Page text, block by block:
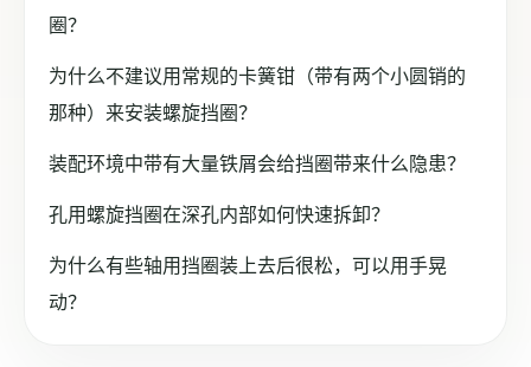
圈？
为什么不建议用常规的卡簧钳（带有两个小圆销的
那种）来安装螺旋挡圈？
装配环境中带有大量铁屑会给挡圈带来什么隐患？
孔用螺旋挡圈在深孔内部如何快速拆卸？
为什么有些轴用挡圈装上去后很松，可以用手晃
动？